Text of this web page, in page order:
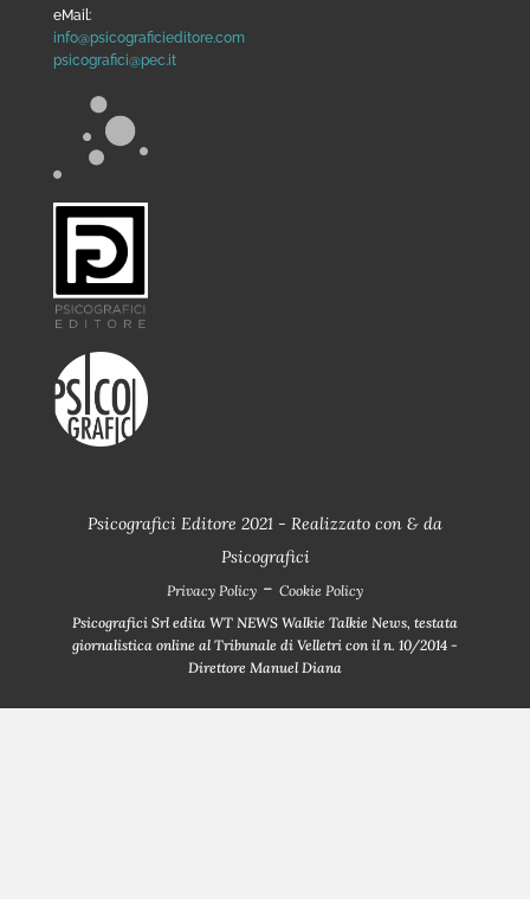
eMail:
info@psicograficieditore.com
psicografici@pec.it
Psicografici Editore 2021 - Realizzato con & da
Psicografici
Privacy Policy - Cookie Policy
Psicografici Srl edita WT NEWS Walkie Talkie News, testata
giornalistica online al Tribunale di Velletri con il n. 10/2014 -
Direttore Manuel Diana